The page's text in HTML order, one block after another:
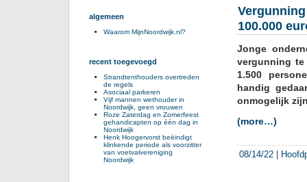
100.000
Jonge
vergunning
1.500
handig
onmogelijk
(more…)
08/14/22
algemeen
Waarom MijnNoordwijk.nl?
recent toegevoegd
Strandtenthouders overtreden
de regels
Asociaal parkeren
Vijf mannen wethouder in
Noordwijk, geen vrouwen
Roze Zaterdag en Zomerfeest
gehandicapten op één dag in
Noordwijk
Henk Hoogervorst beëindigt
klinkende periode als voorzitter
van voetvalvereniging
Noordwijk